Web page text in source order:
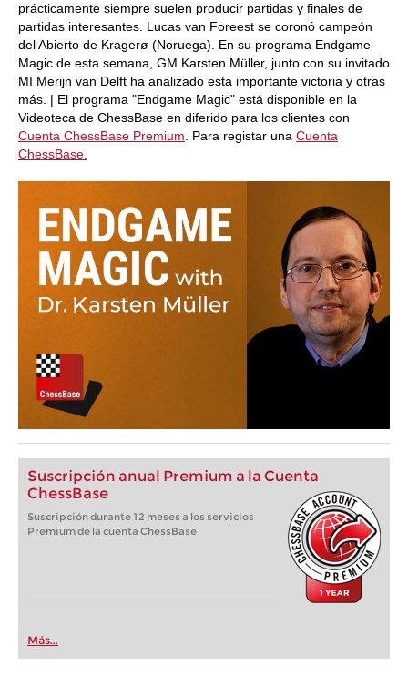
prácticamente siempre suelen producir partidas y finales de
partidas interesantes. Lucas van Foreest se coronó campeón
del Abierto de Kragerø (Noruega). En su programa Endgame
Magic de esta semana, GM Karsten Müller, junto con su invitado
MI Merijn van Delft ha analizado esta importante victoria y otras
más. | El programa "Endgame Magic" está disponible en la
Videoteca de ChessBase en diferido para los clientes con
Cuenta ChessBase Premium . Para registar una Cuenta
ChessBase.
Suscripción anual Premium a la Cuenta
ChessBase
Suscripción durante 12 meses a los servicios
Premium de la cuenta ChessBase
Más...